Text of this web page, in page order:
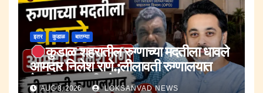
इतर कुडाळ बातम्या
कुडाळ शहरातील रुग्णाच्या मदतीला धावले
आमदार निलेश राणे.;लीलावती रुग्णालयात
केली उपचाराची सोय.
AUG 8, 2026 LOKSANVAD NEWS